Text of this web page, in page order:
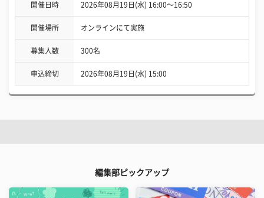
開催日時 2026年08月19日(水) 16:00〜16:50
開催場所 オンラインにて実施
募集人数 300名
申込締切 2026年08月19日(水) 15:00
編集部ピックアップ